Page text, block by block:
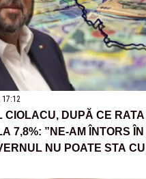
17:12
CIOLACU, DUPĂ CE
7,8%: ”NE-AM ÎNTORS
NU POATE STA